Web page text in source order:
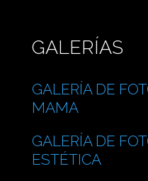
GALERÍAS
GALERÍA DE
MAMA
GALERÍA DE
ESTÉTICA